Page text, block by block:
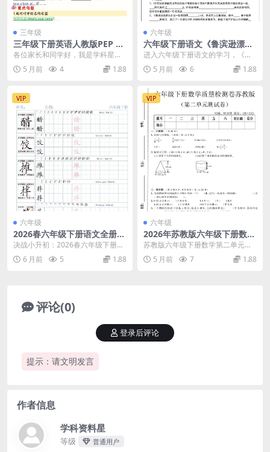
三年级
三年级下册英语人教版PEP 1-
6单元核心考点知识清单同步
各位家长和同学好，我是学科星。
进入三年级下学期，英语学习正处
于由单词识记向句型综...
5 月前 4 1.88
六年级
六年级下册语文《鲁滨逊漂流
记》15天寒假早背晚默专项复
进入六年级下册语文的学习，《鲁
滨逊漂流记》作为外国名著单元的
核心篇目，是考试中的...
5 月前 6 1.88
VIP
六年级
2026春六年级下册语文全册精
讲生字同步练字字帖高清电子
决战小升初：2026春六年级下册语
文精讲生字字帖深度解析 大家好，
我是学科星。小...
6 月前 5 1.88
VIP
六年级
2026年苏教版六年级下册数学
第二单元《圆柱和圆锥》质量
苏教版六年级下册数学第二单元质
量检测卷 六年级下学期数学学习进
入了空间几何的关键...
5 月前 7 1.88
评论(0)
提示：请文明发言
登录后评论
作者信息
学科资料星
等级 普通用户